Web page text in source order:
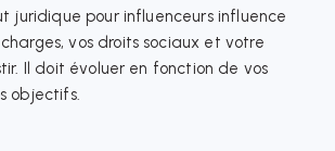
juridique pour influenceurs influence
vos droits sociaux et votre
Il doit évoluer en fonction de vos
objectifs.​